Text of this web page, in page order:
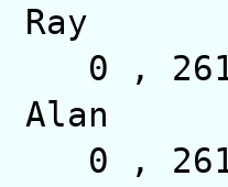
Ray
0
Alan
0